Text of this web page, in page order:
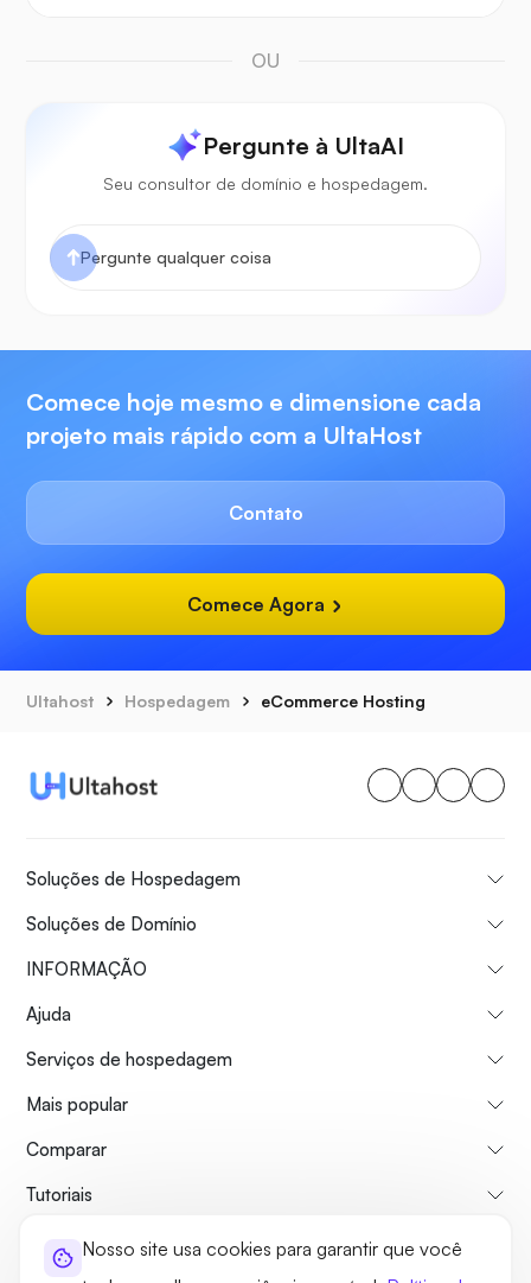
Nosso site usa cookies para garantir que você
OU
Pergunte à UltaAI
Seu consultor de domínio e hospedagem.
Comece hoje mesmo e dimensione cada
projeto mais rápido com a UltaHost
Contato
Comece Agora
Ultahost Hospedagem eCommerce Hosting
Soluções de Hospedagem
Soluções de Domínio
INFORMAÇÃO
Ajuda
Serviços de hospedagem
Mais popular
Comparar
Tutoriais
Sobre nós